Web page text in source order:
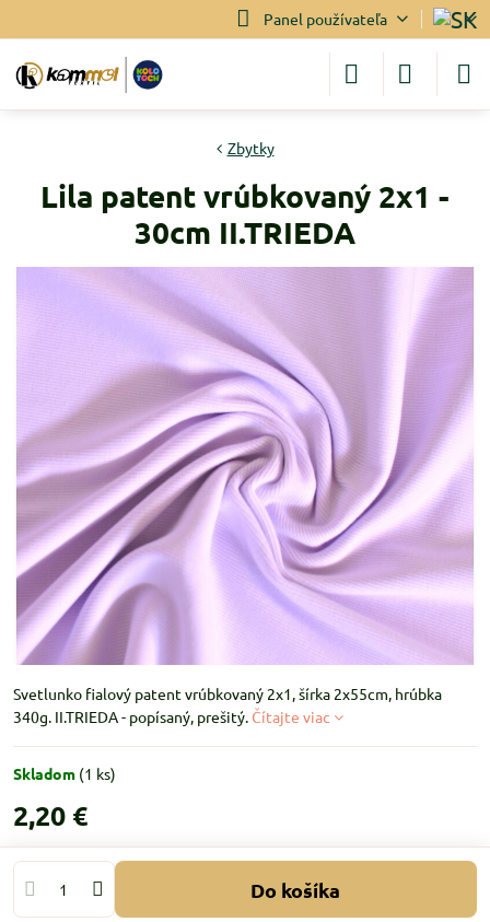
Panel používateľa
Zbytky
Lila patent vrúbkovaný 2x1 -
30cm II.TRIEDA
Svetlunko fialový patent vrúbkovaný 2x1, šírka 2x55cm, hrúbka
340g. II.TRIEDA - popísaný, prešitý. Čítajte viac
Skladom (1 ks)
2,20 €
Do košíka